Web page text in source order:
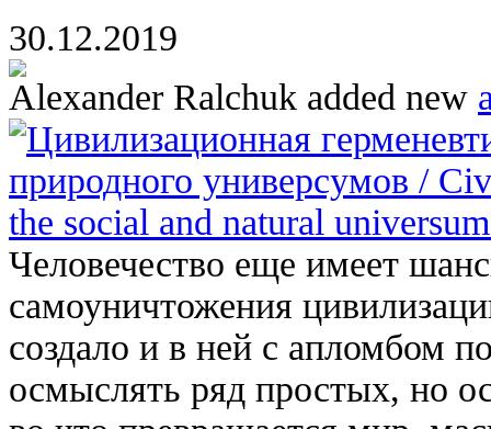
30.12.2019
Alexander Ralchuk added new
Цивилизационная
природного универсумов /
the social and natural
Человечество еще имеет
самоуничтожения
создало и в ней с апломбом
осмыслять ряд простых, но